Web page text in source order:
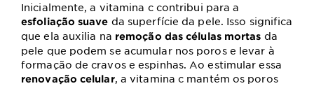
Inicialmente, a vitamina c contribui para a
esfoliação suave da superfície da pele. Isso significa
que ela auxilia na remoção das células mortas da
pele que podem se acumular nos poros e levar à
formação de cravos e espinhas. Ao estimular essa
renovação celular, a vitamina c mantém os poros